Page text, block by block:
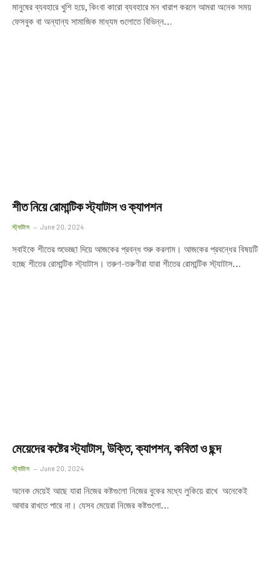
মানুষের ব্যবহারে খুশি হয়ে, কিংবা কারো ব্যবহারে মন খারাপ করলে আমরা অনেক সময়
ফেসবুক বা অন্যান্য সামাজিক মাধ্যম গুলোতে বিভিন্ন…
শীত নিয়ে রোমান্টিক স্ট্যাটাস ও ক্যাপশন
স্ট্যাটাস June 20, 2024
সবাইকে শীতের শুভেচ্ছা দিয়ে আজকের প্রবন্ধ শুরু করলাম। আজকের প্রবন্ধের বিষয়টি
হচ্ছে শীতের রোমান্টিক স্ট্যাটাস। তরুণ-তরুণীরা যারা শীতের রোমান্টিক স্ট্যাটাস…
মেয়েদের কষ্টের স্ট্যাটাস, উক্তি, ক্যাপশন, কবিতা ও ছন্দ
স্ট্যাটাস June 20, 2024
অনেক মেয়েই আছে যারা নিজের কষ্টগুলো নিজের বুকের মধ্যে লুকিয়ে রাখে অনেকেই
আবার রাখতে পারে না। যেসব মেয়েরা নিজের কষ্টগুলো…